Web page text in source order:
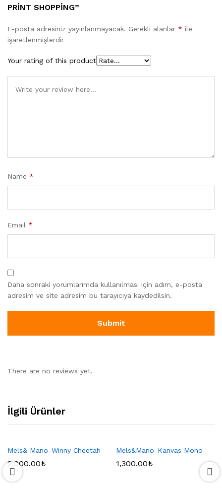
PRINT SHOPPING”
E-posta adresiniz yayınlanmayacak. Gerekli alanlar * ile
işaretlenmişlerdir
Your rating of this product
Name *
Email *
Daha sonraki yorumlarımda kullanılması için adım, e-posta
adresim ve site adresim bu tarayıcıya kaydedilsin.
There are no reviews yet.
İlgili Ürünler
Mels& Mano-Winny Cheetah
2,000.00₺
Mels&Mano-Kanvas Mono
1,300.00₺